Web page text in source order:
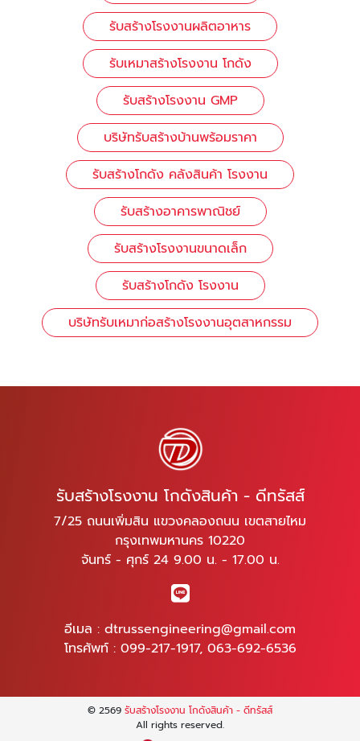
รับสร้างโรงงานผลิตอาหาร
รับเหมาสร้างโรงงาน โกดัง
รับสร้างโรงงาน GMP
บริษัทรับสร้างบ้านพร้อมราคา
รับสร้างโกดัง คลังสินค้า โรงงาน
รับสร้างอาคารพาณิชย์
รับสร้างโรงงานขนาดเล็ก
รับสร้างโกดัง โรงงาน
บริษัทรับเหมาก่อสร้างโรงงานอุตสาหกรรม
รับสร้างโรงงาน โกดังสินค้า - ดีทรัสส์
7/25 ถนนเพิ่มสิน แขวงคลองถนน เขตสายไหม
กรุงเทพมหานคร 10220
จันทร์ - ศุกร์ 24 9.00 น. - 17.00 น.
อีเมล : dtrussengineering@gmail.com
โทรศัพท์ : 099-217-1917, 063-692-6536
© 2569 รับสร้างโรงงาน โกดังสินค้า - ดีทรัสส์
All rights reserved.